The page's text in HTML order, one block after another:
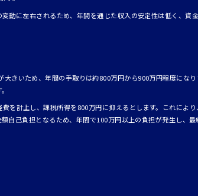
動に左右されるため、年間を通じた収入の安定性は低く、資
大きいため、年間の手取りは約800万円から900万円程度にな
を計上し、課税所得を800万円に抑えるとします。これによ
自己負担となるため、年間で100万円以上の負担が発生し、